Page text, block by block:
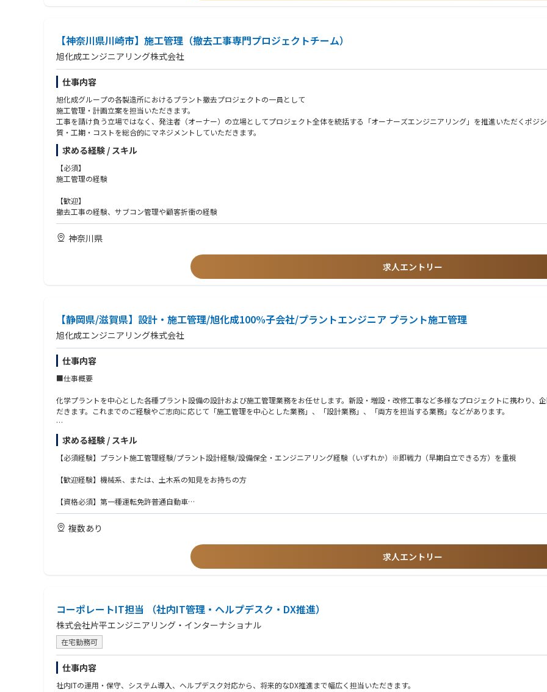
技術的知見を活用して顧客課題を解決できる方
主体的に業務を推進できる方
将来的に当Ｇの中核人材として長期的な活躍が期待できる方
・こんなことにやりがいを感じています
この仕事の大きなやりがいです。
【神奈川県川崎市】施工管理（撤去工事専門プロジェクトチーム）
旭化成エンジニアリング株式会社
仕事内容
旭化成グループの各製造所におけるプラント撤去プロジェクトの一員として
施工管理・計画立案を担当いただきます。
工事を請け負う立場ではなく、発注者（オーナー）の立場としてプロジェクト全体を統括する「オーナーズエンジニアリング」を推進いただくポジ
質・工期・コストを総合的にマネジメントしていただきます。
求める経験 / スキル
【必須】
施工管理の経験
【歓迎】
撤去工事の経験、サブコン管理や顧客折衝の経験
神奈川県
求人エントリー
【静岡県/滋賀県】設計・施工管理/旭化成100%子会社/プラントエンジニア プラント施工管理
旭化成エンジニアリング株式会社
仕事内容
■仕事概要
化学プラントを中心とした各種プラント設備の設計および施工管理業務をお任せします。新設・増設・改修工事など多様なプロジェクトに携わり、
だきます。これまでのご経験やご志向に応じて「施工管理を中心とした業務」、「設計業務」、「両方を担当する業務」などがあります。
■業務詳細
１）施工管理業務：プラント建設・改修工事における現場責任者として、工事全体の管理を担当いただきます。
・工程管理、品質管理、安全管理
・顧客や社内関係部署との調整・折衝
・工事完了後の検収・引き渡し対応
２）設計・エンジニアリング業務：機械設備を中心としたプラント設備の設計・計画立案を担当いただきます。
・設備更新・能力増強・老朽化対策に関する計画立案
■この仕事の魅力
１） 多彩なプラント案件に携わることができる
化学分野に限らず、電子材料・塗料・火薬など幅広い業界の設備案件を担当。豊富な経験を積みながら技術領域を広げることができます。
２） エンジニアとして大きく成長できる環境
近年は旭化成グループ外の案件も増加しており、様々な顧客ニーズや課題解決に携わる機会があります。プロジェクト経験を通じて市場価値の高いス
つけられます。
３）設計・施工管理の両方を経験することも可能
求める経験 / スキル
【必須経験】プラント施工管理経験/プラント設計経験/設備保全・エンジニアリング経験（いずれか）※即戦力（早期自立できる方）を重視
【歓迎経験】機械系、または、土木系の知見をお持ちの方
【資格必須】第一種運転免許普通自動車
【資格歓迎】各種施工管理技士資格
複数あり
求人エントリー
コーポレートIT担当 （社内IT管理・ヘルプデスク・DX推進）
株式会社片平エンジニアリング・インターナショナル
在宅勤務可
仕事内容
社内ITの運用・保守、システム導入、ヘルプデスク対応から、将来的なDX推進まで幅広く担当いただきます。